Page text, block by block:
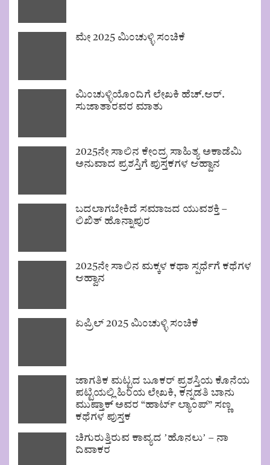
ಮೇ 2025 ಮಿಂಚುಳ್ಳಿ ಸಂಚಿಕೆ
ಮಿಂಚುಳ್ಳಿಯೊಂದಿಗೆ ಲೇಖಕಿ ಹೆಚ್.ಆರ್.
ಸುಜಾತಾರವರ ಮಾತು
2025ನೇ ಸಾಲಿನ ಕೇಂದ್ರ ಸಾಹಿತ್ಯ ಅಕಾಡೆಮಿ
ಅನುವಾದ ಪ್ರಶಸ್ತಿಗೆ ಪುಸ್ತಕಗಳ ಆಹ್ವಾನ
ಬದಲಾಗಬೇಕಿದೆ ಸಮಾಜದ ಯುವಶಕ್ತಿ –
ಲಿಖಿತ್ ಹೊನ್ನಾಪುರ
2025ನೇ ಸಾಲಿನ ಮಕ್ಕಳ ಕಥಾ ಸ್ಪರ್ಧೆಗೆ ಕಥೆಗಳ
ಆಹ್ವಾನ
ಏಪ್ರಿಲ್ 2025 ಮಿಂಚುಳ್ಳಿ ಸಂಚಿಕೆ
ಜಾಗತಿಕ ಮಟ್ಟದ ಬೂಕರ್ ಪ್ರಶಸ್ತಿಯ ಕೊನೆಯ
ಪಟ್ಟಿಯಲ್ಲಿ ಹಿರಿಯ ಲೇಖಕಿ, ಕನ್ನಡತಿ ಬಾನು
ಮುಷ್ತಾಕ್ ಅವರ “ಹಾರ್ಟ್ ಲ್ಯಾಂಪ್” ಸಣ್ಣ
ಕಥೆಗಳ ಪುಸ್ತಕ
ಚಿಗುರುತ್ತಿರುವ ಕಾವ್ಯದ ʼಹೊನಲುʼ – ನಾ
ದಿವಾಕರ